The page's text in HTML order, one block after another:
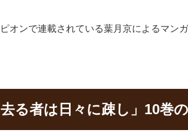
オンで連載されている葉月京によるマン
る者は日々に疎し」10巻